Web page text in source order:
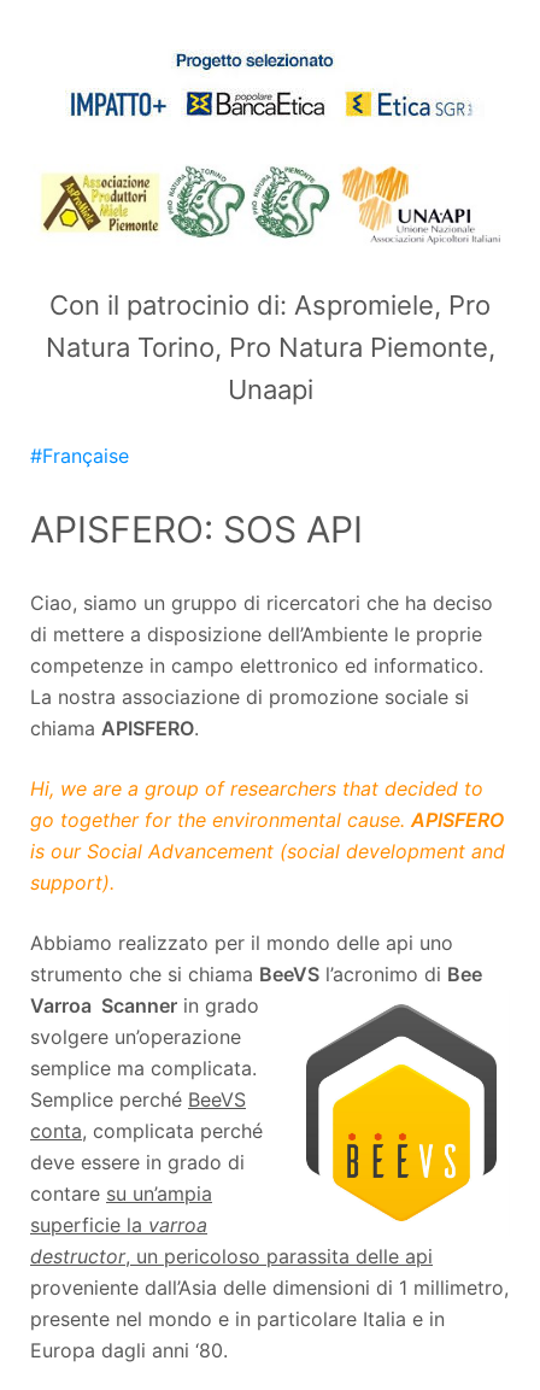
Con il patrocinio di: Aspromiele, Pro
Natura Torino, Pro Natura Piemonte,
Unaapi
#Française
APISFERO: SOS API
Ciao, siamo un gruppo di ricercatori che ha deciso
di mettere a disposizione dell’Ambiente le proprie
competenze in campo elettronico ed informatico.
La nostra associazione di promozione sociale si
chiama APISFERO.
Hi, we are a group of researchers that decided to
go together for the environmental cause. APISFERO
is our Social Advancement (social development and
support).
Abbiamo realizzato per il mondo delle api uno
strumento che si chiama BeeVS l’acronimo di Bee
Varroa Scanner in grado
svolgere un’operazione
semplice ma complicata.
Semplice perché BeeVS
conta, complicata perché
deve essere in grado di
contare su un’ampia
superficie la varroa
destructor, un pericoloso parassita delle api
proveniente dall’Asia delle dimensioni di 1 millimetro,
presente nel mondo e in particolare Italia e in
Europa dagli anni ‘80.